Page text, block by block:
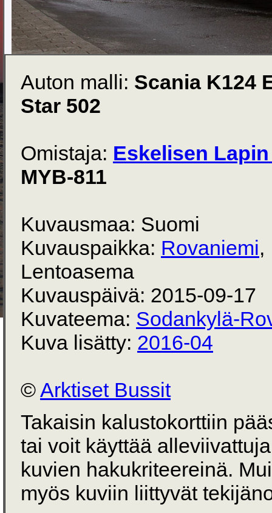
Auton malli: Scania K124
Star 502
Omistaja: Eskelisen
MYB-811
Kuvausmaa: Suomi
Kuvauspaikka: Rovaniemi,
Lentoasema
Kuvauspäivä: 2015-09-17
Kuvateema: Sodankylä-
Kuva lisätty: 2016-04
©Arktiset Bussit
Takaisin kalustokorttiin
tai voit käyttää
kuvien hakukriteereinä.
myös kuviin liittyvät